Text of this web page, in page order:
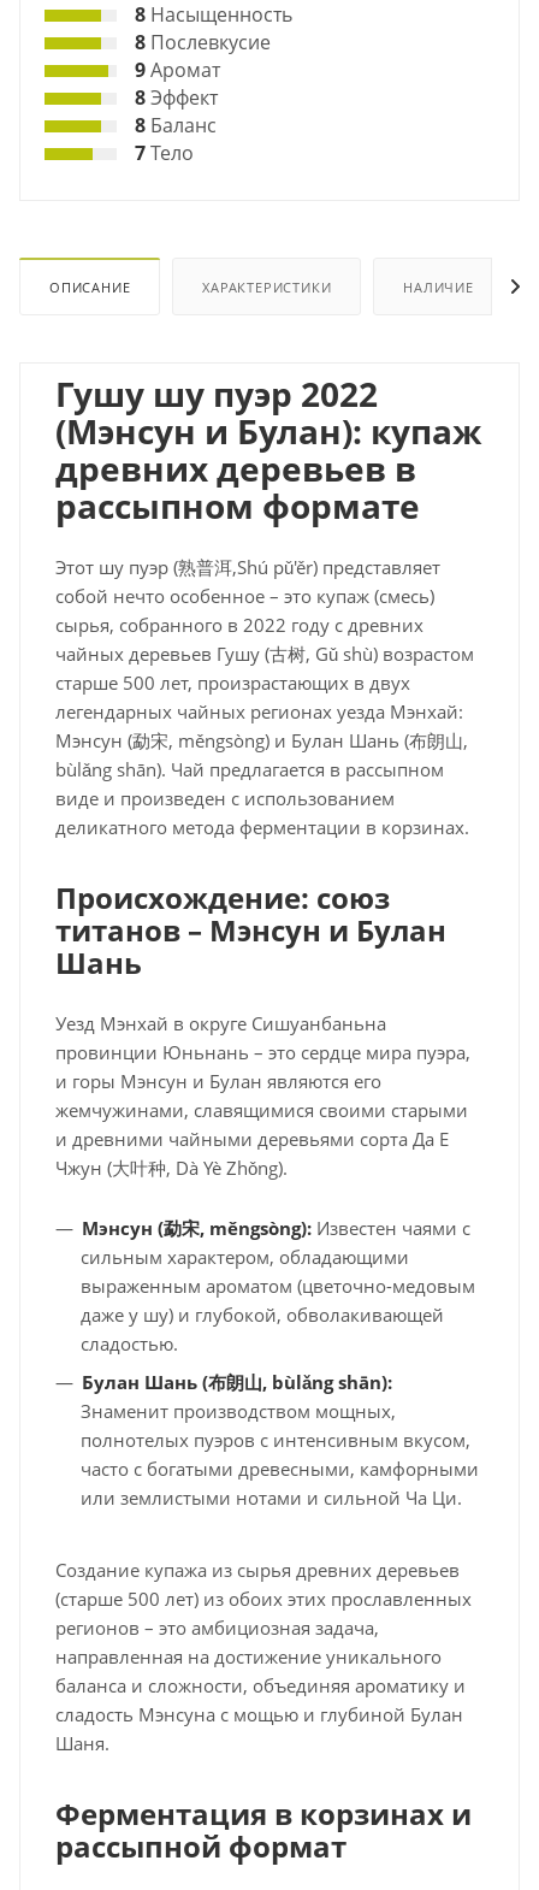
8 Насыщенность
8 Послевкусие
9Аромат
8Эффект
8 Баланс
7Тело
ОПИСАНИЕ ХАРАКТЕРИСТИКИ НАЛИЧИЕ
Гушу шу пуэр 2022
(Мэнсун и Булан): купаж
древних деревьев в
рассыпном формате
Этот шу пуэр (熟普洱,Shú pǔ'ěr) представляет
собой нечто особенное – это купаж (смесь)
сырья, собранного в 2022 году с древних
чайных деревьев Гушу (古树, Gǔ shù) возрастом
старше 500 лет, произрастающих в двух
легендарных чайных регионах уезда Мэнхай:
Мэнсун (勐宋, měngsòng) и Булан Шань (布朗山,
bùlǎng shān). Чай предлагается в рассыпном
виде и произведен с использованием
деликатного метода ферментации в корзинах.
Происхождение: союз
титанов – Мэнсун и Булан
Шань
Уезд Мэнхай в округе Сишуанбаньна
провинции Юньнань – это сердце мира пуэра,
и горы Мэнсун и Булан являются его
жемчужинами, славящимися своими старыми
и древними чайными деревьями сорта Да Е
Чжун (大叶种, Dà Yè Zhǒng).
Мэнсун (勐宋, měngsòng): Известен чаями с
сильным характером, обладающими
выраженным ароматом (цветочно-медовым
даже у шу) и глубокой, обволакивающей
сладостью.
Булан Шань (布朗山, bùlǎng shān):
Знаменит производством мощных,
полнотелых пуэров с интенсивным вкусом,
часто с богатыми древесными, камфорными
или землистыми нотами и сильной Ча Ци.
Создание купажа из сырья древних деревьев
(старше 500 лет) из обоих этих прославленных
регионов – это амбициозная задача,
направленная на достижение уникального
баланса и сложности, объединяя ароматику и
сладость Мэнсуна с мощью и глубиной Булан
Шаня.
Ферментация в корзинах и
рассыпной формат